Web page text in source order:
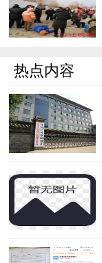
热点内容